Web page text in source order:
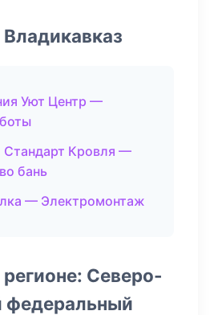
Уют Центр —
Стандарт Кровля —
бань
— Электромонтаж
Северо-
федеральный